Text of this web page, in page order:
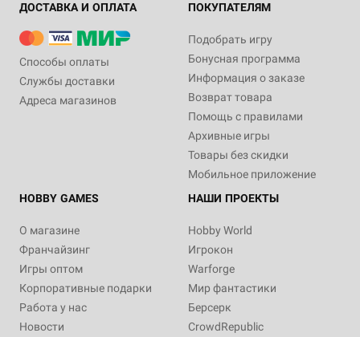
ДОСТАВКА И ОПЛАТА
Способы оплаты
Службы доставки
Адреса магазинов
ПОКУПАТЕЛЯМ
Подобрать игру
Бонусная программа
Информация о заказе
Возврат товара
Помощь с правилами
Архивные игры
Товары без скидки
Мобильное приложение
HOBBY GAMES
О магазине
Франчайзинг
Игры оптом
Корпоративные подарки
Работа у нас
Новости
НАШИ ПРОЕКТЫ
Hobby World
Игрокон
Warforge
Мир фантастики
Берсерк
CrowdRepublic